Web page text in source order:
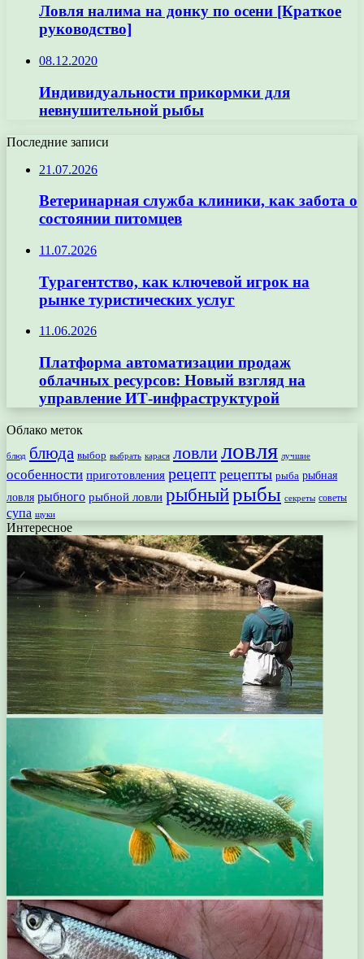
Ловля налима на донку по осени [Краткое
руководство]
08.12.2020
Индивидуальности прикормки для
невнушительной рыбы
Последние записи
21.07.2026
Ветеринарная служба клиники, как забота о
состоянии питомцев
11.07.2026
Турагентство, как ключевой игрок на
рынке туристических услуг
11.06.2026
Платформа автоматизации продаж
облачных ресурсов: Новый взгляд на
управление ИТ-инфраструктурой
Облако меток
блюд блюда выбор выбрать карася ловлиловля лучшие
особенности приготовления рецепт рецепты рыба рыбная
ловля рыбного рыбной ловли рыбныйрыбы секреты советы
супа щуки
Интересное